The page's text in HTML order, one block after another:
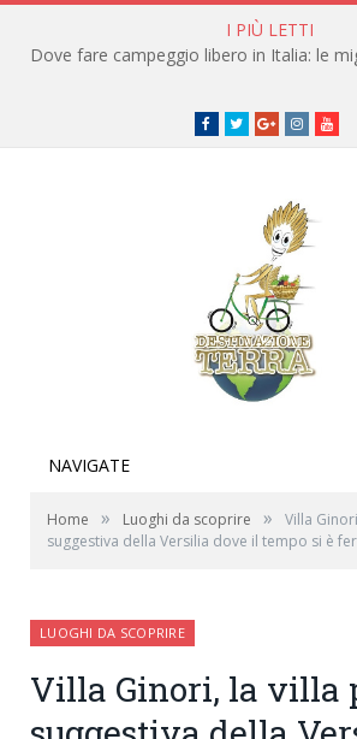
I PIÙ LETTI
Cosa vedere sull’Isola di Pianosa per
Facebook
TwitterGoogle+instagram
NAVIGATE
Home » Luoghi da scoprire »
Villa
suggestiva della Versilia dove il tempo si è
LUOGHI DA SCOPRIRE
Villa Ginori, la villa